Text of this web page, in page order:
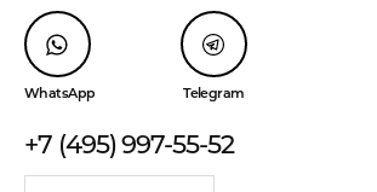
WhatsApp Telegram
+7 (495) 997-55-52